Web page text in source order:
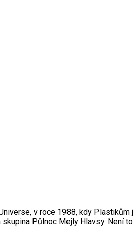
v roce 1988, kdy
Půlnoc Mejly Hlavsy. Není